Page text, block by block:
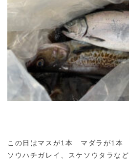
この日はマスが1本 マダラが1本
ソウハチガレイ、スケソウタラなど